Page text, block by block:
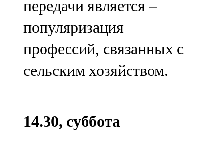
Минзәлә
107,3 FM
Мөслим
104,7 FM
передачи является –
популяризация
профессий, связанных с
сельским хозяйством.
14.30, суббота